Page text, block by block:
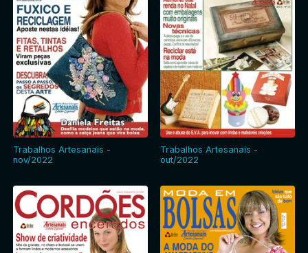
Trabalhos Artesanais -
nov/2022
Trabalhos Artesanais -
out/2022